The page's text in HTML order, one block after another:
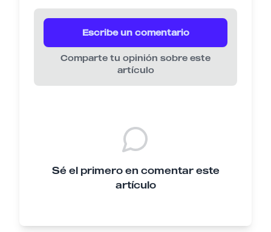
Escribe un comentario
Comparte tu opinión sobre este
artículo
Sé el primero en comentar este
artículo